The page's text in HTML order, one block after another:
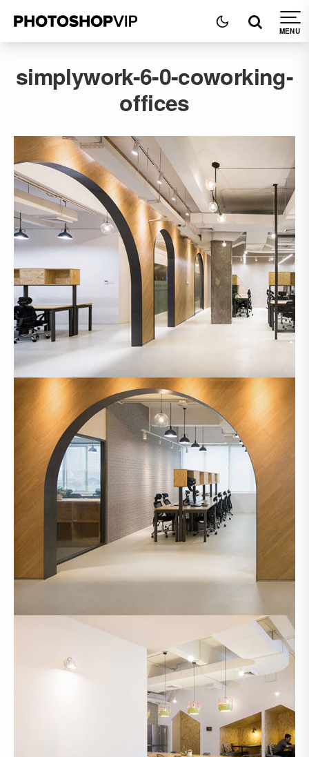
simplywork-6-0-coworking-
offices